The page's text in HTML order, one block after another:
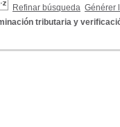
Refinar búsqueda Générer
tributaria y